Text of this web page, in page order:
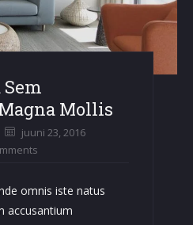
Mollis
juuni 23, 2016
omnis iste natus
accusantium